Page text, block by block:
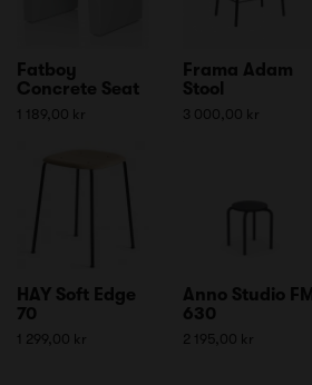
Fatboy
Concrete Seat
1 189,00 kr
Frama Adam
Stool
3 000,00 kr
HAY Soft Edge
70
1 299,00 kr
Anno Studio FM
630
2 195,00 kr